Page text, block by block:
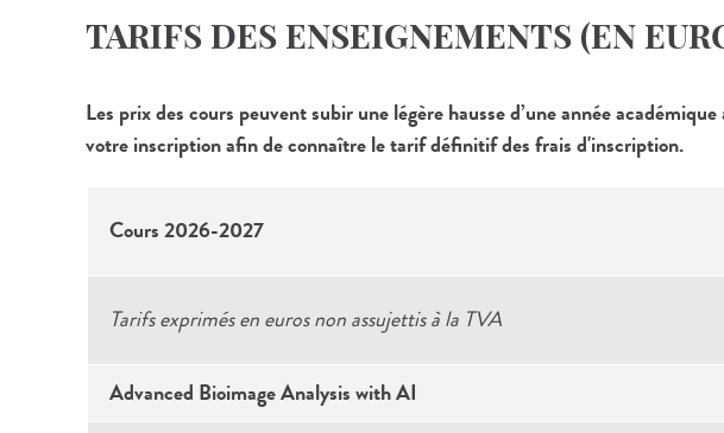
TARIFS DES ENSEIGNEMENTS (EN
Les prix des cours peuvent subir une légère hausse d’une année
votre inscription afin de connaître le tarif définitif des frais d'inscription.
Cours 2026-2027
Tarifs exprimés en euros non assujettis à la TVA
Advanced Bioimage Analysis with AI